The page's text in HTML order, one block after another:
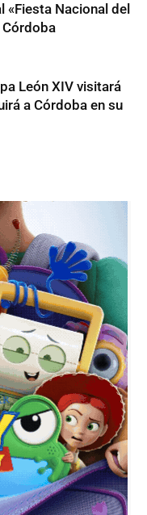
«Fiesta Nacional del
Córdoba
León XIV visitará
a Córdoba en su